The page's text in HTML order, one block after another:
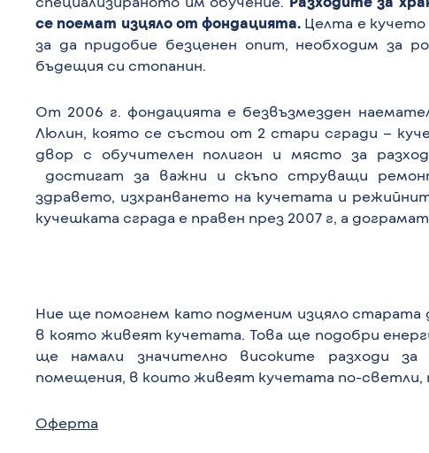
се поемат изцяло от фондацията. Целта е кучето
за да придобие безценен опит, необходим за
бъдещия си стопанин.
От 2006 г. фондацията е безвъзмезден
Люлин, която се състои от 2 стари сгради –
двор с обучителен полигон и място за
достигат за важни и скъпо струващи
здравето, изхранването на кучетата и
кучешката сграда е правен през 2007 г, а
Ние ще помогнем като подменим изцяло старата
в която живеят кучетата. Това ще подобри
ще намали значително високите разходи
помещения, в които живеят кучетата по-светли,
Оферта